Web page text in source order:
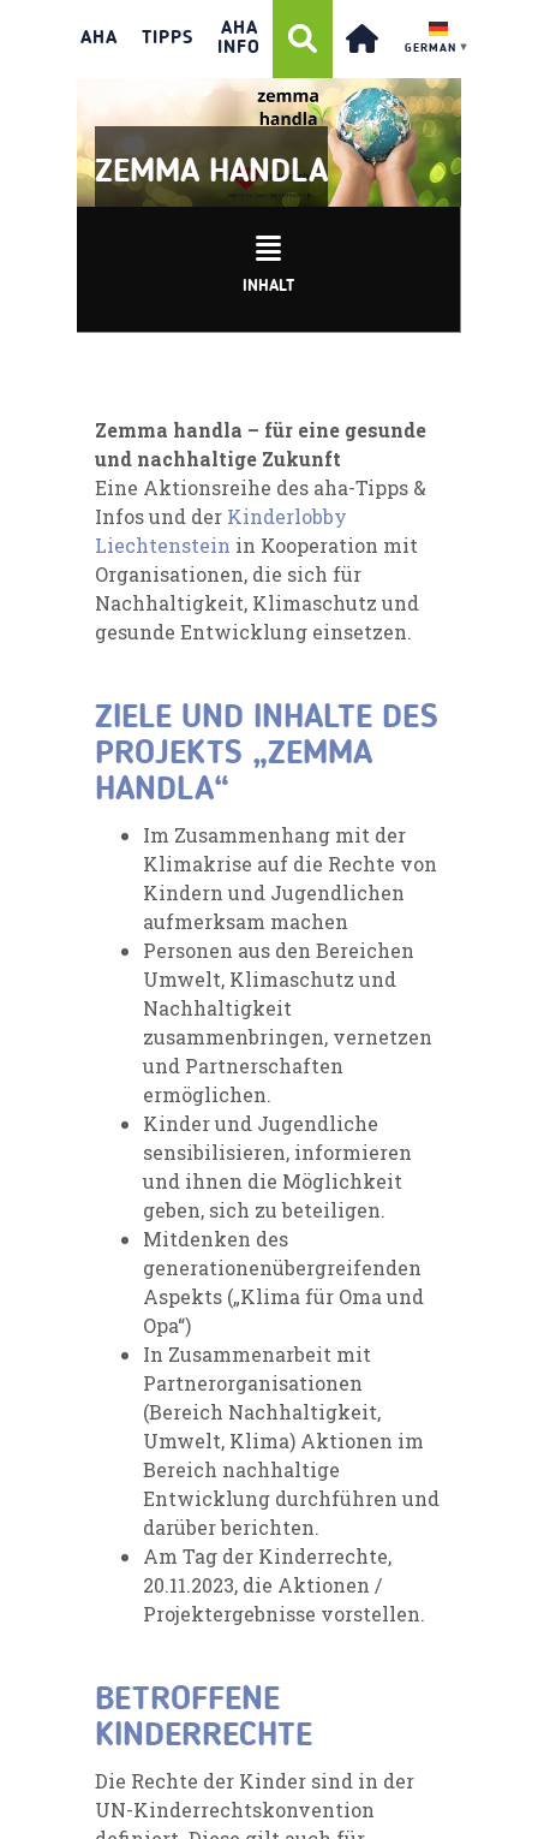
AHA TIPPS
AHA
INFO
GERMAN ▼
ZEMMA HANDLA
INHALT
Zemma handla – für eine gesunde
und nachhaltige Zukunft
Eine Aktionsreihe des aha-Tipps &
Infos und der Kinderlobby
Liechtenstein in Kooperation mit
Organisationen, die sich für
Nachhaltigkeit, Klimaschutz und
gesunde Entwicklung einsetzen.
ZIELE UND INHALTE DES
PROJEKTS „ZEMMA
HANDLA“
Im Zusammenhang mit der
Klimakrise auf die Rechte von
Kindern und Jugendlichen
aufmerksam machen
Personen aus den Bereichen
Umwelt, Klimaschutz und
Nachhaltigkeit
zusammenbringen, vernetzen
und Partnerschaften
ermöglichen.
Kinder und Jugendliche
sensibilisieren, informieren
und ihnen die Möglichkeit
geben, sich zu beteiligen.
Mitdenken des
generationenübergreifenden
Aspekts („Klima für Oma und
Opa“)
In Zusammenarbeit mit
Partnerorganisationen
(Bereich Nachhaltigkeit,
Umwelt, Klima) Aktionen im
Bereich nachhaltige
Entwicklung durchführen und
darüber berichten.
Am Tag der Kinderrechte,
20.11.2023, die Aktionen /
Projektergebnisse vorstellen.
BETROFFENE
KINDERRECHTE
Die Rechte der Kinder sind in der
UN-Kinderrechtskonvention